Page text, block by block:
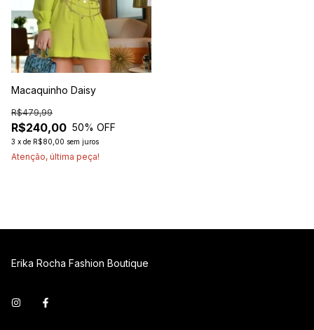
Macaquinho Daisy
R$240,00
R$479,99
50% OFF
3 x de R$80,00 sem juros
Atenção, última peça!
Erika Rocha Fashion Boutique